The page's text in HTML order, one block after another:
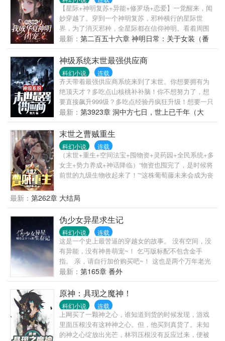
的主角光环。宁舒不得不苦逼地一个世界一个世界捡
节操。群号：545565833，欢迎小可爱们进群浪。
【星际+神明复苏+异能+修罗场+恋爱】一觉醒来，闻
妙穿越了。穿到一个神明复苏，邪种横行的星际世
界，为了消灭邪种，全星际都在信仰神明。看着周围
人信仰的神明，闻妙大惊。为什么这个世界的人信仰
的神明那么陌生？我泱泱华夏神明去哪儿了！？——
好在，闻妙开局就绑定华夏神明复苏系统，可以召唤
华夏神明当打手。灭城之危时，闻妙召唤出哪吒。反
派指着哪吒张狂嘲笑：“一个不知名的杂毛小神，还不
乖乖受死！”下一刻，红莲盛开，哪吒的火尖枪把反派
一击爆头！围观众人震惊：这个少年竟然用铁棍子戳
爆了变异邪种！堕落神殿里，天之骄子们全都败倒在
SSS级邪种脚下。闻妙挺身而出，召唤孙悟空。孙悟
空一根金箍棒，一朵筋斗云，把邪种打得哭爹喊娘，
再现当年大闹天宫的盛景！天之骄子们看麻了：哪来
的猴子，居然比他们信仰的高级神明还能打！——后
来，闻妙召唤出的华夏神明越来越多，整个星际都开
始正视华夏神明。只不过，他们发现华夏的神明全都
在围着闻妙转，尤其是那个莲花少年。哪吒攥着闻妙
你喜欢杨戬那个三只眼？”闻妙：“冤枉啊！我喜欢的是
二郎神他家的狗！”
最新： 第二百五十六章 神明日常：关于女装（番
外完）
神级系统末世最强供应商
科幻小说 连载
齐天带着最强供应商系统来到了末世。你想要拥有为
绝顶天才？多吃点山核桃补补脑！你不想努力了，想
要直接飙升999级？多吃点经验丹疯狂升级！想要一只
宠物？来来来，神兽任你选！想要一把兵器？没问
题，神兵随你挑！本店物品，千金难买，件件精品。
你问我是谁？这个世界里的最强供应商，没有之一！
最新： 第3923章 洞中方七日，世上已千年（大
末世之曹贼重生
科幻小说 连载
（末世+重生+空间法宝+囤物资+灵药园+全民系统+多
女主+势力养成+神话降临）“物资也囤完了，是时候将
前世的九级生物收起来了！”“这株葡萄藤未来会成为丧
宝！收走！”“这竟然是一颗智慧树！结出的智慧果能让
生物开智，提升智慧属性！收走！”“这颗老桃树是未来
的九级灵果不死蟠桃！收走！”...末世降临，基因解锁
病毒爆发，少数幸存者基因觉醒成功，绑定四维系
统，被迫走上了进化之路。恐怖活尸、致命病毒、天
灾日不落、大洪水、异形虫患都是小儿科。当陆地衍
生，超凡能量复苏，无数物种文明齐绽放，神话神物
降临，万类霜天竞自由！人类幸存者的挑战才刚刚开
始！前世的九级强者曹昆，被身边至亲至信之人暗
月！于是他这个机会，在基因解锁病毒爆发前，收集
没进化前的九级生物！寻找天赋惊人的异能觉醒者！
依靠着山河空间与先知先觉，曹昆完成了从的苟且偷
生到枭雄霸主的转变。并在不知不觉间，垄断了全球
大量的进化资源！终有一日，他进阶十级，量变竟产
最新： 第262章 大结局
伪少女异星求生记
科幻小说 连载
这是一个史上最苦逼的穿越女的故事。 没有空间，没
有异能，没有神兽萌宠~！ 乞丐版标配不包含金手
指。 亲，请自行加价购买吧~！ 这也是两个万年老光
（（媳妇的故事。 相亲的对象老是金刚芭比，异形章
鱼，人猿泰山~！ 再坚韧的神经也要垮了~！ 靠基因匹
配的包办婚姻一生黑~！ 前面的那位少女，要不要一
起喝个咖灰~？ 新人新文，家见谅 谢谢橙子制作的封
面
最新： 第165章 番外
原神：具现之魔神！
科幻小说 连载
上网买了一颗神之心，谁知道到货的时候发现，游戏
里面压根没有这种神之心。但，他买到真货了。未知
的神之心绽放出光芒，林羽压根没有反应过来，便被